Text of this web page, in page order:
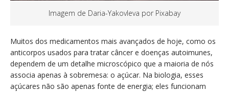
Imagem de Daria-Yakovleva por Pixabay
Muitos dos medicamentos mais avançados de hoje, como os
anticorpos usados para tratar câncer e doenças autoimunes,
dependem de um detalhe microscópico que a maioria de nós
associa apenas à sobremesa: o açúcar. Na biologia, esses
açúcares não são apenas fonte de energia; eles funcionam